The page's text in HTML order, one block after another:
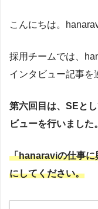
く戦略として、
業。口腔環境が生
いう視点から、「美
ィアで情報発信もし
宿）を開院し、理事
労働省指定のオン
を駆使した医療提供
こんにちは。
採用チームでは、
インタビュー記事を
第六回目は、SEと
ビューを行いました。
「hanaraviの仕事に
にしてください。